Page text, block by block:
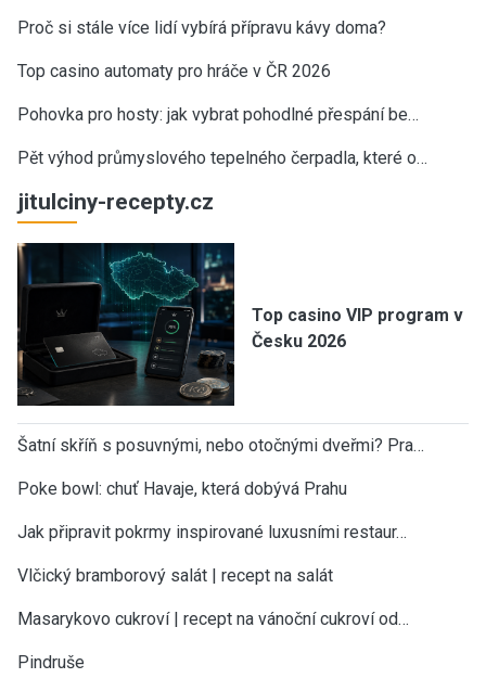
Proč si stále více lidí vybírá přípravu kávy doma?
Top casino automaty pro hráče v ČR 2026
Pohovka pro hosty: jak vybrat pohodlné přespání be…
Pět výhod průmyslového tepelného čerpadla, které o…
jitulciny-recepty.cz
Top casino VIP program v
Česku 2026
Šatní skříň s posuvnými, nebo otočnými dveřmi? Pra…
Poke bowl: chuť Havaje, která dobývá Prahu
Jak připravit pokrmy inspirované luxusními restaur…
Vlčický bramborový salát | recept na salát
Masarykovo cukroví | recept na vánoční cukroví od…
Pindruše